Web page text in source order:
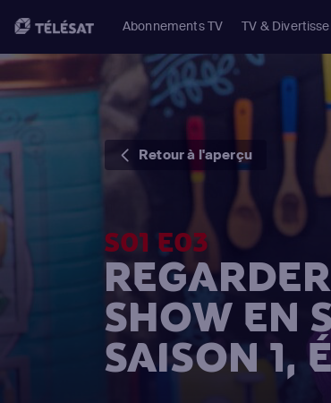
Abonnements TV TV &
Retour à l'aperçu
S01 E03
SHOW EN
SAISON 1,